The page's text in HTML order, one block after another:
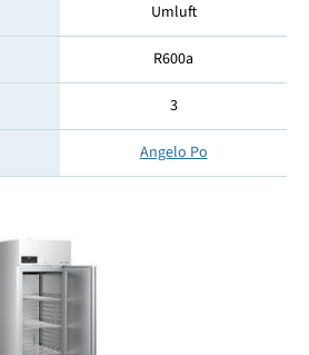
Umluft
R600a
3
Angelo Po